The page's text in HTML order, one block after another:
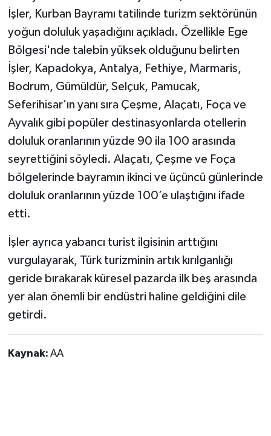
İşler, Kurban Bayramı tatilinde turizm sektörünün
yoğun doluluk yaşadığını açıkladı. Özellikle Ege
Bölgesi'nde talebin yüksek olduğunu belirten
İşler, Kapadokya, Antalya, Fethiye, Marmaris,
Bodrum, Gümüldür, Selçuk, Pamucak,
Seferihisar’ın yanı sıra Çeşme, Alaçatı, Foça ve
Ayvalık gibi popüler destinasyonlarda otellerin
doluluk oranlarının yüzde 90 ila 100 arasında
seyrettiğini söyledi. Alaçatı, Çeşme ve Foça
bölgelerinde bayramın ikinci ve üçüncü günlerinde
doluluk oranlarının yüzde 100’e ulaştığını ifade
etti.
İşler ayrıca yabancı turist ilgisinin arttığını
vurgulayarak, Türk turizminin artık kırılganlığı
geride bırakarak küresel pazarda ilk beş arasında
yer alan önemli bir endüstri haline geldiğini dile
getirdi.
Kaynak: AA
Siyaset
Sokak Hayvanlarını Sahiplendirme
Spor
Vasıta
Yaşam